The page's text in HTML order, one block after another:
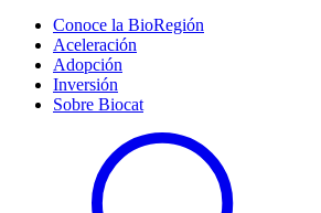
Conoce la BioRegión
Aceleración
Adopción
Inversión
Sobre Biocat